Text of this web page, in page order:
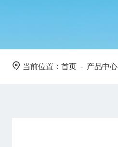
当前位置： 首页 - 产品中心